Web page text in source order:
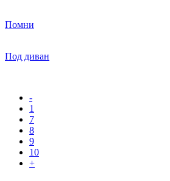
Помни
Под диван
-
1
7
8
9
10
+